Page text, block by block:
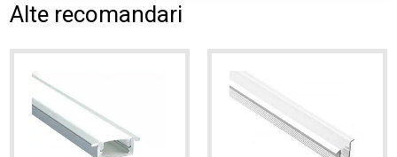
Alte recomandari